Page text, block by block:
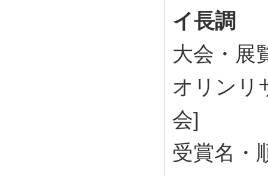
イ長調
大会・展
オリンリ
会]
受賞名・